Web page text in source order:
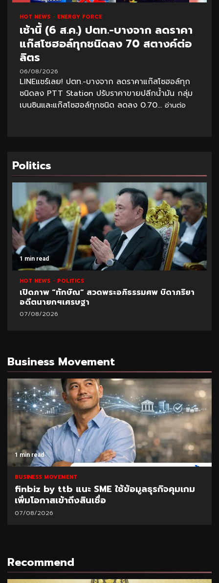
HOT NEWS ENERGY FORCE
เช้านี้ (6 ส.ค.) ปตท.-บางจาก ลดราคา
แก๊สโซฮอล์ทุกชนิดลง 70 สตางค์ต่อ
ลิตร
06/08/2026
LINEแชร์เลย! ปตท.-บางจาก ลดราคาแก๊สโซฮอล์ทุก
ชนิดลง PTT Station ปรับราคาขายปลีกน้ำมัน กลุ่ม
เบนซินและแก๊สโซฮอล์ทุกชนิด ลดลง 0.70... อ่านต่อ
Politics
1 min read
HOT NEWS POLITICS
เปิดภาพ “ทักษิณ” สวดพระอภิธรรมศพ บิดาภริยา
อดีตนายกฯเศรษฐา
07/08/2026
Business Movement
1 min read
BUSINESS MOVEMENT
finbiz by ttb แนะ SME ใช้ข้อมูลธุรกิจคุมเกม
เพิ่มโอกาสเข้าถึงสินเชื่อ
07/08/2026
Recommend